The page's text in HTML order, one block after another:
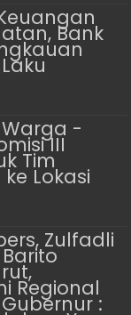
Bank
-
III
Tim
Lokasi
Zulfadli
Regional
: